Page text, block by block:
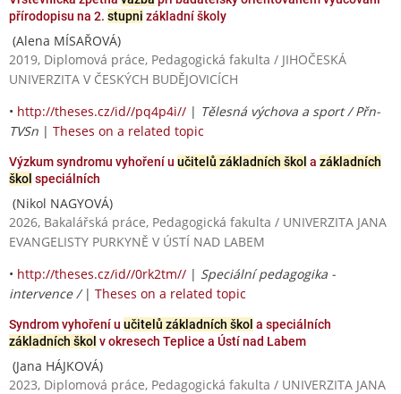
přírodopisu na 2. stupni základní školy
(Alena MÍSAŘOVÁ)
2019, Diplomová práce, Pedagogická fakulta / JIHOČESKÁ
UNIVERZITA V ČESKÝCH BUDĚJOVICÍCH
• http://theses.cz/id//pq4p4i// | Tělesná výchova a sport / Přn-
TVSn | Theses on a related topic
Výzkum syndromu vyhoření u učitelů základních škol a základních
škol speciálních
(Nikol NAGYOVÁ)
2026, Bakalářská práce, Pedagogická fakulta / UNIVERZITA JANA
EVANGELISTY PURKYNĚ V ÚSTÍ NAD LABEM
• http://theses.cz/id//0rk2tm// | Speciální pedagogika -
intervence / | Theses on a related topic
Syndrom vyhoření u učitelů základních škol a speciálních
základních škol v okresech Teplice a Ústí nad Labem
(Jana HÁJKOVÁ)
2023, Diplomová práce, Pedagogická fakulta / UNIVERZITA JANA